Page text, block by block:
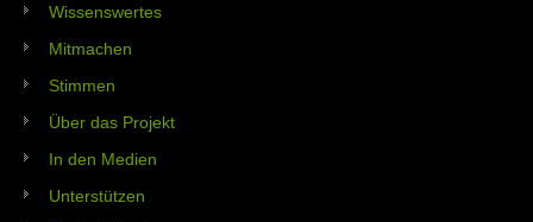
Wissenswertes
Mitmachen
Stimmen
Über das Projekt
In den Medien
Unterstützen